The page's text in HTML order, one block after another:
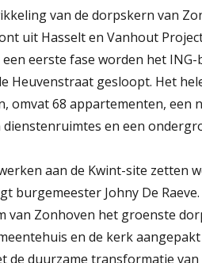
van de dorpskern van
uit Hasselt en Vanhout
eerste fase worden het
Heuvenstraat gesloopt. Het
omvat 68 appartementen,
en een
aan de Kwint-site zetten
burgemeester Johny De
van Zonhoven het groenste
en de kerk
de duurzame transformatie